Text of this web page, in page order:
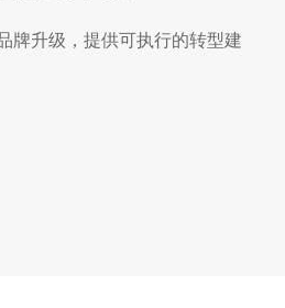
牌升级，提供可执行的转型建